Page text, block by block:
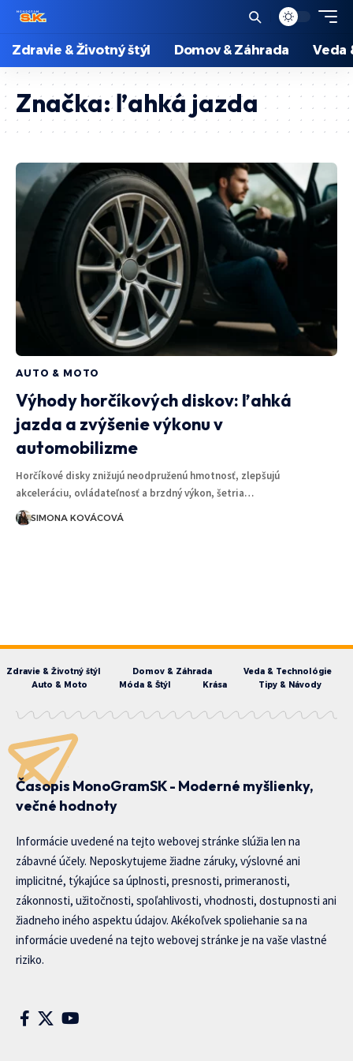
Zdravie & Životný štýl Domov & Záhrada Veda
Značka:ľahká jazda
AUTO & MOTO
Výhody horčíkových diskov: ľahká
jazda a zvýšenie výkonu v
automobilizme
Horčíkové disky znižujú neodpruženú hmotnosť, zlepšujú
akceleráciu, ovládateľnosť a brzdný výkon, šetria…
SIMONA KOVÁCOVÁ
Zdravie & Životný štýl Domov & Záhrada
Veda & Technológie
Auto & Moto
Móda & Štýl Krása Tipy & Návody
Časopis MonoGramSK - Moderné myšlienky,
večné hodnoty
Informácie uvedené na tejto webovej stránke slúžia len na
zábavné účely. Neposkytujeme žiadne záruky, výslovné ani
implicitné, týkajúce sa úplnosti, presnosti, primeranosti,
zákonnosti, užitočnosti, spoľahlivosti, vhodnosti, dostupnosti ani
žiadneho iného aspektu údajov. Akékoľvek spoliehanie sa na
informácie uvedené na tejto webovej stránke je na vaše vlastné
riziko.